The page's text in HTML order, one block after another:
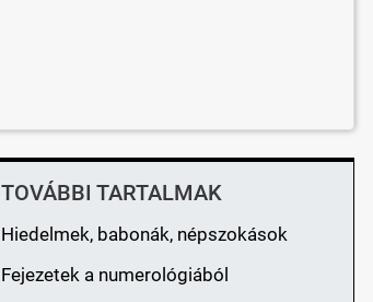
TOVÁBBI TARTALMAK
Hiedelmek, babonák, népszokások
Fejezetek a numerológiából